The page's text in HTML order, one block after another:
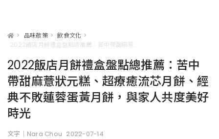
> 品味散策 > 飲食文化 >
2022飯店月餅禮盒盤點總推薦：苦中
帶甜麻薏狀元糕、超療癒流芯月餅、經
典不敗蓮蓉蛋黃月餅，與家人共度美好
時光
文字｜Nara Chou 2022-07-14